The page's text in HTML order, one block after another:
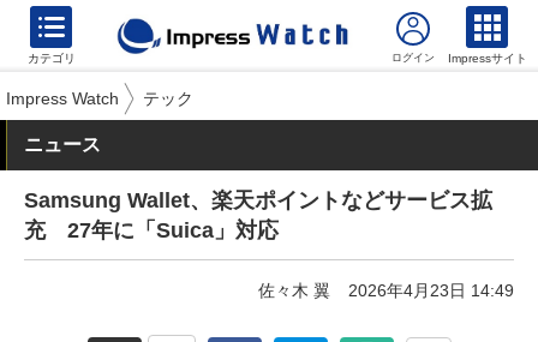
カテゴリ Impressサイト
Impress Watch テック
ニュース
Samsung Wallet、楽天ポイントなどサービス拡
充 27年に「Suica」対応
佐々木 翼 2026年4月23日 14:49